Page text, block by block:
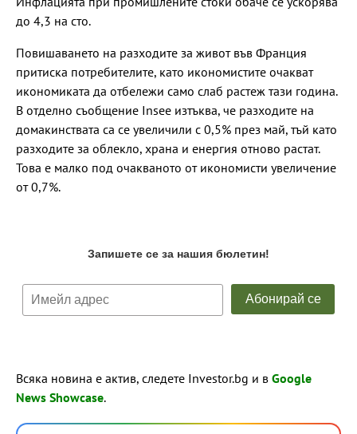
до 4,3 на сто.
Повишаването на разходите за живот във Франция
притиска потребителите, като икономистите очакват
икономиката да отбележи само слаб растеж тази година.
В отделно съобщение Insee изтъква, че разходите на
домакинствата са се увеличили с 0,5% през май, тъй като
разходите за облекло, храна и енергия отново растат.
Това е малко под очакваното от икономисти увеличение
от 0,7%.
Всяка новина е актив, следете Investor.bg и в Google
News Showcase.